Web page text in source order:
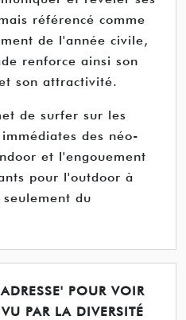
référencé comme
de l'année civile,
renforce ainsi son
son attractivité.
de surfer sur les
des néo-
et l'engouement
pour l'outdoor à
du
POUR VOIR
PAR LA DIVERSITÉ